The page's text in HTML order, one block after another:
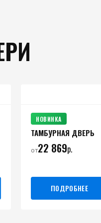
НОВИНКА
ТАМБУРНАЯ ДВЕРЬ
от22 869р.
ПОДРОБНЕЕ